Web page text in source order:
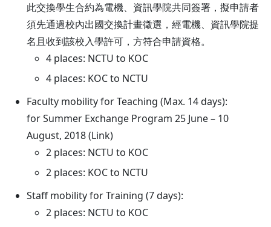
此交換學生合約為電機、資訊學院共同簽署，擬申請者
須先通過校內出國交換計畫徵選，經電機、資訊學院提
名且收到該校入學許可，方符合申請資格。
4 places: NCTU to KOC
4 places: KOC to NCTU
Faculty mobility for Teaching (Max. 14 days):
for Summer Exchange Program 25 June – 10
August, 2018 (Link)
2 places: NCTU to KOC
2 places: KOC to NCTU
Staff mobility for Training (7 days):
2 places: NCTU to KOC